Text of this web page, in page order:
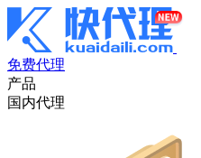
免费代理
产品
国内代理